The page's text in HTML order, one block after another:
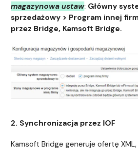
magazynowa ustaw: Główny
sprzedażowy > Program innej
przez Bridge, Kamsoft Bridge.
2. Synchronizacja przez IOF
Kamsoft Bridge generuje ofertę